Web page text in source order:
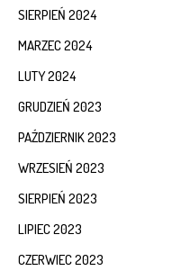
SIERPIEŃ 2024
MARZEC 2024
LUTY 2024
GRUDZIEŃ 2023
PAŹDZIERNIK 2023
WRZESIEŃ 2023
SIERPIEŃ 2023
LIPIEC 2023
CZERWIEC 2023